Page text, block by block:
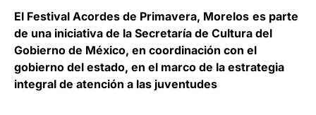
El Festival Acordes de Primavera, Morelos es parte
de una iniciativa de la Secretaría de Cultura del
Gobierno de México, en coordinación con el
gobierno del estado, en el marco de la estrategia
integral de atención a las juventudes